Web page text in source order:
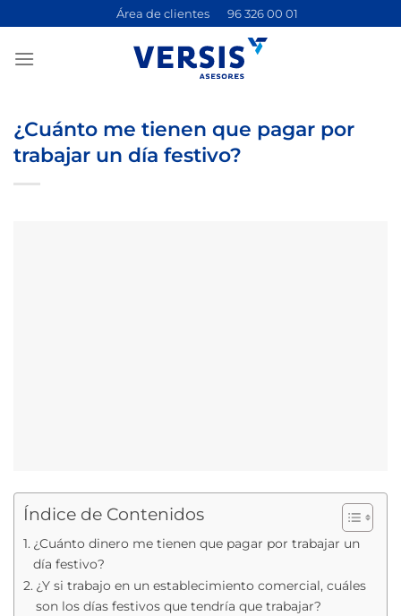
contenido
Área de clientes 96 326 00 01
¿Cuánto me tienen que pagar por
trabajar un día festivo?
Índice de Contenidos
¿Cuánto dinero me tienen que pagar por trabajar un
día festivo?
¿Y si trabajo en un establecimiento comercial, cuáles
son los días festivos que tendría que trabajar?